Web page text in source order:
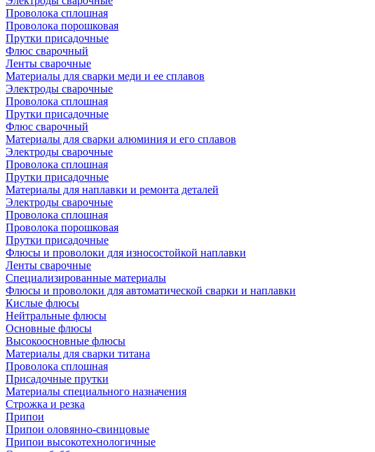
Проволока сплошная
Проволока порошковая
Прутки присадочные
Флюс сварочный
Ленты сварочные
Материалы для сварки меди и ее сплавов
Электроды сварочные
Проволока сплошная
Прутки присадочные
Флюс сварочный
Материалы для сварки алюминия и его сплавов
Электроды сварочные
Проволока сплошная
Прутки присадочные
Материалы для наплавки и ремонта деталей
Электроды сварочные
Проволока сплошная
Проволока порошковая
Прутки присадочные
Флюсы и проволоки для износостойкой наплавки
Ленты сварочные
Специализированные материалы
Флюсы и проволоки для автоматической сварки и наплавки
Кислые флюсы
Нейтральные флюсы
Основные флюсы
Высокоосновные флюсы
Материалы для сварки титана
Проволока сплошная
Присадочные прутки
Материалы специального назначения
Строжка и резка
Припои
Припои оловянно-свинцовые
Припои высокотехнологичные